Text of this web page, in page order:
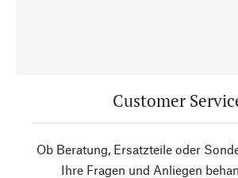
Customer
Ob Beratung, Ersatzteile oder
Ihre Fragen und Anliegen